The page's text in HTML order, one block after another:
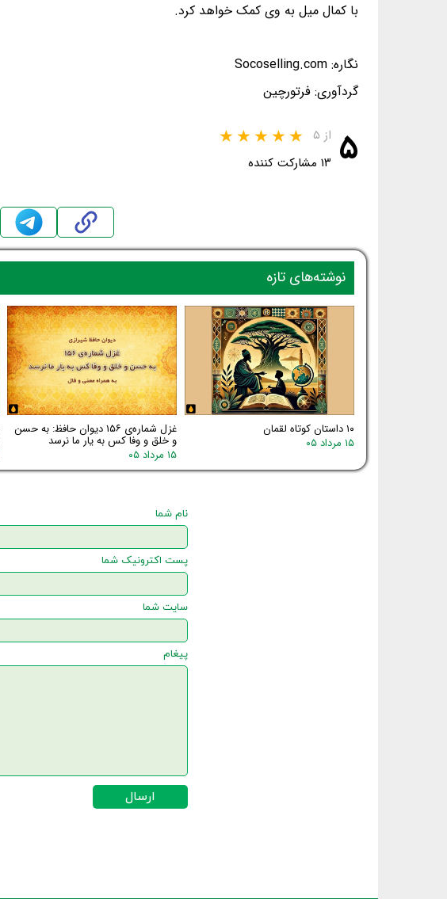
با کمال میل به وی کمک خواهد کرد.
نگاره: Socoselling.com
گردآوری: فرتورچین
۵ از ۵
۱۳ مشارکت کننده
۱۰ داستان کوتاه لقمان
۱۵ مرداد ۰۵
غزل شماره‌ی ۱۵۶ دیوان حافظ: به حسن
و خلق و وفا کس به یار ما نرسد
۱۵ مرداد ۰۵
نوشته‌های تازه
نام شما
پست اکترونیک شما
سایت شما
پیغام
ارسال